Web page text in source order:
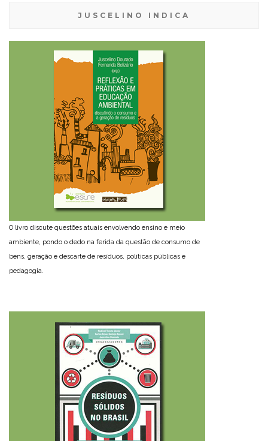
JUSCELINO INDICA
O livro discute questões atuais envolvendo ensino e meio
ambiente, pondo o dedo na ferida da questão de consumo de
bens, geração e descarte de resíduos, políticas públicas e
pedagogia.